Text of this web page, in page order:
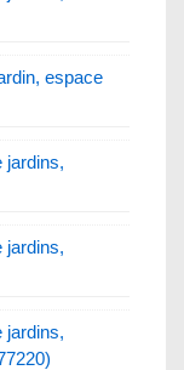
espace
jardins,
jardins,
jardins,